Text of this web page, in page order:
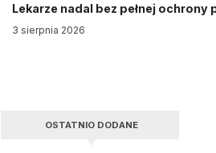
Lekarze nadal bez pełnej ochrony
3 sierpnia 2026
OSTATNIO DODANE